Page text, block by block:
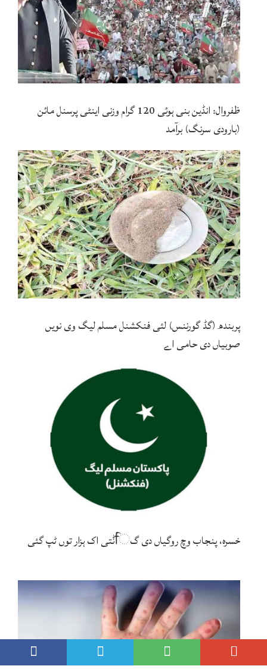
ظفروال: انڈین بنی ہوئی 120 گرام وزنی اینٹی پرسنل مائن
(بارودی سرنگ) برآمد
پربندھ (گڈ گورننس) لئی فنکشنل مسلم لیگ وی نویں
صوبیاں دی حامی اے
خسرہ، پنجاب وچ روگیاں دی گਿݨتی اک ہزار توں ٹپ گئی